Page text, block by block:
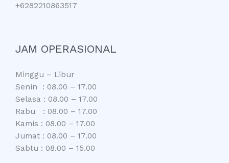
+6282210863517
JAM OPERASIONAL
Minggu – Libur
Senin : 08.00 – 17.00
Selasa : 08.00 – 17.00
Rabu : 08.00 – 17.00
Kamis : 08.00 – 17.00
Jumat : 08.00 – 17.00
Sabtu : 08.00 – 15.00